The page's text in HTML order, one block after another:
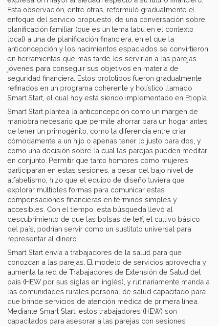
Esta observación, entre otras, reformuló gradualmente el
enfoque del servicio propuesto, de una conversación sobre
planificación familiar (que es un tema tabú en el contexto
local) a una de planificación financiera, en el que la
anticoncepción y los nacimientos espaciados se convirtieron
en herramientas que más tarde les servirían a las parejas
jóvenes para conseguir sus objetivos en materia de
seguridad financiera. Estos prototipos fueron gradualmente
refinados en un programa coherente y holístico llamado
Smart Start, el cual hoy está siendo implementado en Etiopía.
Smart Start plantea la anticoncepción como un margen de
maniobra necesario que permite ahorrar para un hogar antes
de tener un primogénito, como la diferencia entre criar
cómodamente a un hijo o apenas tener lo justo para dos, y
como una decisión sobre la cual las parejas pueden meditar
en conjunto. Permitir que tanto hombres como mujeres
participaran en estas sesiones, a pesar del bajo nivel de
alfabetismo, hizo que el equipo de diseño tuviera que
explorar múltiples formas para comunicar estas
compensaciones financieras en términos simples y
accesibles. Con el tiempo, esta búsqueda llevó al
descubrimiento de que las bolsas de teff, el cultivo básico
del país, podrían servir como un sustituto universal para
representar al dinero.
Smart Start envía a trabajadores de la salud para que
conozcan a las parejas. El modelo de servicios aprovecha y
aumenta la red de Trabajadores de Extensión de Salud del
país (HEW por sus siglas en inglés), y rutinariamente manda a
las comunidades rurales personal de salud capacitado para
que brinde servicios de atención médica de primera línea.
Mediante Smart Start, estos trabajadores (HEW) son
capacitados para asesorar a las parejas con sesiones